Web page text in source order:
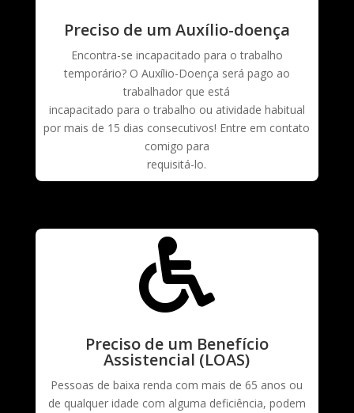
Preciso de um Auxílio-doença
Encontra-se incapacitado para o trabalho
temporário? O Auxílio-Doença será pago ao
trabalhador que está
incapacitado para o trabalho ou atividade habitual
por mais de 15 dias consecutivos! Entre em contato
comigo para
requisitá-lo.

Preciso de um Benefício
Assistencial (LOAS)
Pessoas de baixa renda com mais de 65 anos ou
de qualquer idade com alguma deficiência, podem